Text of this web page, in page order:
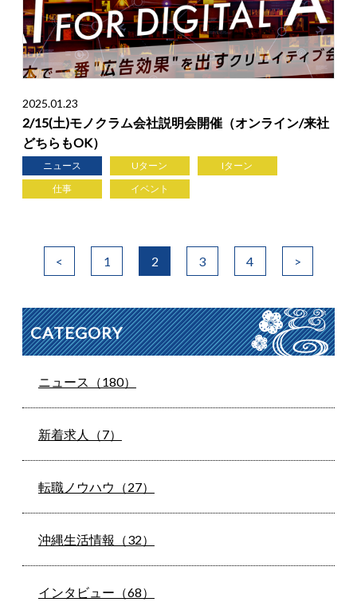
2025.01.23
2/15(土)モノクラム会社説明会開催（オンライン/来社
どちらもOK）
ニュース Uターン
Iターン
仕事
イベント
< 1 2 3 4 >
CATEGORY
ニュース（180）
新着求人（7）
転職ノウハウ（27）
沖縄生活情報（32）
インタビュー（68）